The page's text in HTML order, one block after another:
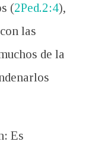
(2Ped.2:4),
las
de la
Es